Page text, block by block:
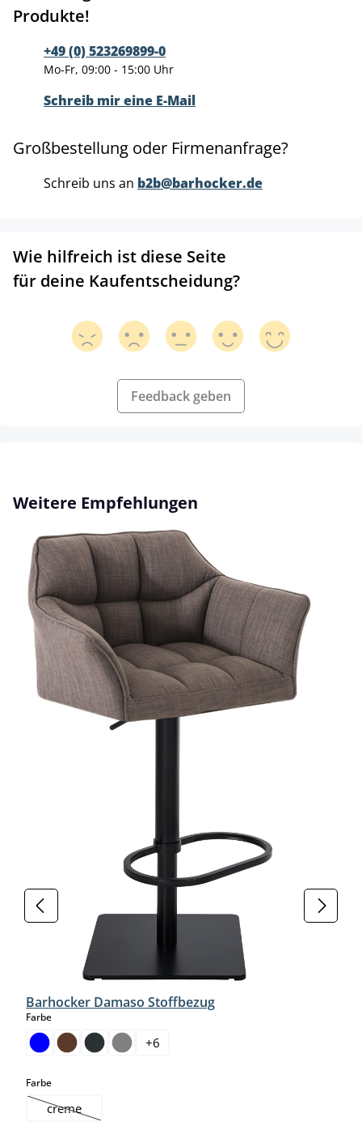
Produkte!
+49 (0) 523269899-0
Mo-Fr, 09:00 - 15:00 Uhr
Schreib mir eine E-Mail
Großbestellung oder Firmenanfrage?
Schreib uns an b2b@barhocker.de
Wie hilfreich ist diese Seite
für deine Kaufentscheidung?
Feedback geben
Produktgalerie überspringen
Weitere Empfehlungen
Barhocker Damaso Stoffbezug
Farbeauswählen
+6
Farbeauswählen
creme
(Diese Option ist zurzeit nicht verfügbar.)